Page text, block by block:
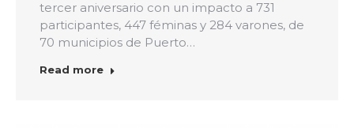
tercer aniversario con un impacto a 731
participantes, 447 féminas y 284 varones, de
70 municipios de Puerto…
Read more